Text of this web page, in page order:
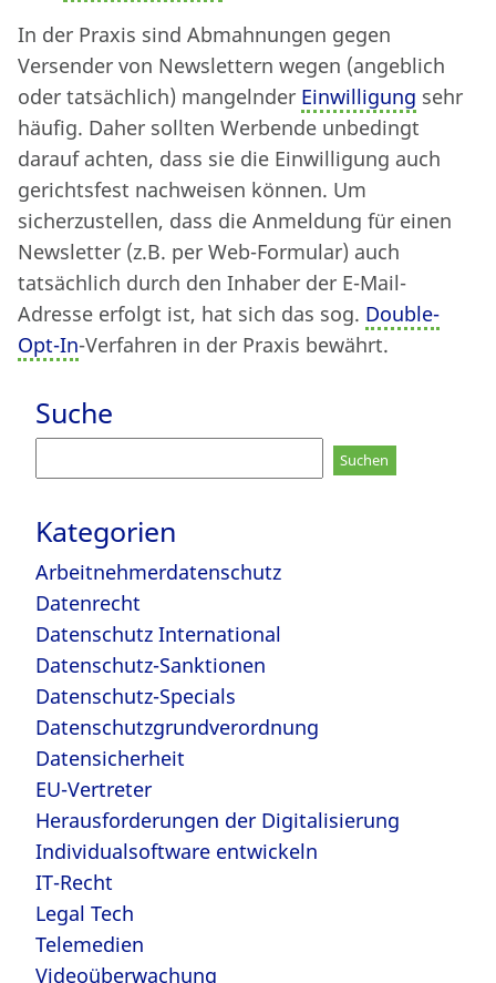
In der Praxis sind Abmahnungen gegen
Versender von Newslettern wegen (angeblich
oder tatsächlich) mangelnder Einwilligung sehr
häufig. Daher sollten Werbende unbedingt
darauf achten, dass sie die Einwilligung auch
gerichtsfest nachweisen können. Um
sicherzustellen, dass die Anmeldung für einen
Newsletter (z.B. per Web-Formular) auch
tatsächlich durch den Inhaber der E-Mail-
Adresse erfolgt ist, hat sich das sog. Double-
Opt-In-Verfahren in der Praxis bewährt.
Suche
nach:
Kategorien
Arbeitnehmerdatenschutz
Datenrecht
Datenschutz International
Datenschutz-Sanktionen
Datenschutz-Specials
Datenschutzgrundverordnung
Datensicherheit
EU-Vertreter
Herausforderungen der Digitalisierung
Individualsoftware entwickeln
IT-Recht
Legal Tech
Telemedien
Videoüberwachung